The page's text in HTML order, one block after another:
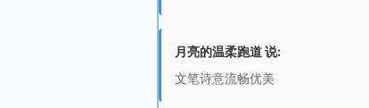
月亮的温柔跑道 说:
文笔诗意流畅优美